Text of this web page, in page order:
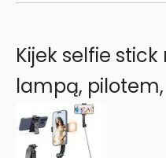
Kijek selfie
lampą,